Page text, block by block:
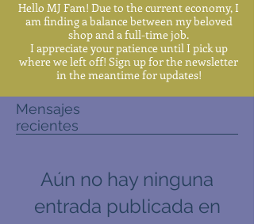
Hello MJ Fam! Due to the current economy, I
am finding a balance between my beloved
shop and a full-time job.
I appreciate your patience until I pick up
where we left off! Sign up for the newsletter
in the meantime for updates!
We'll be back soon
Mensajes
recientes
Aún no hay ninguna
entrada publicada en